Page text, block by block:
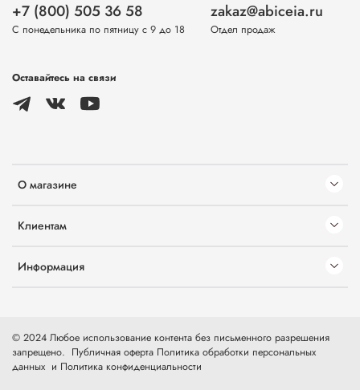
О магазине
Клиентам
Информация
+7 (800) 505 36 58
С понедельника по пятницу с 9 до 18
zakaz@abiceia.ru
Отдел продаж
Оставайтесь на связи
© 2024 Любое использование контента без письменного разрешения
запрещено. Публичная оферта Политика обработки персональных
данных и Политика конфиденциальности